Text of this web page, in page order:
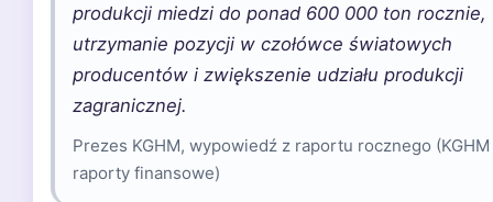
produkcji miedzi do ponad 600 000 ton rocznie,
utrzymanie pozycji w czołówce światowych
producentów i zwiększenie udziału produkcji
zagranicznej.
Prezes KGHM, wypowiedź z raportu rocznego (KGHM
raporty finansowe)